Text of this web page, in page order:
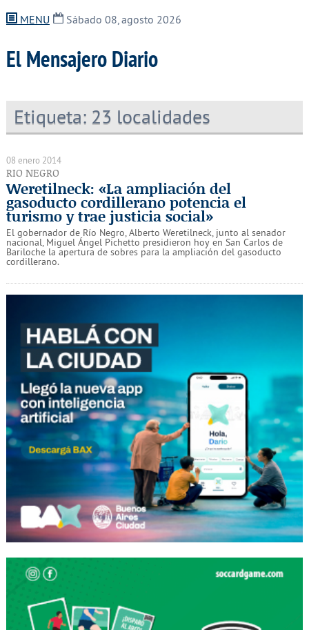
MENU Sábado 08, agosto 2026
El Mensajero Diario
Etiqueta: 23 localidades
08 enero 2014
RIO NEGRO
Weretilneck: «La ampliación del
gasoducto cordillerano potencia el
turismo y trae justicia social»
El gobernador de Río Negro, Alberto Weretilneck, junto al senador
nacional, Miguel Ángel Pichetto presidieron hoy en San Carlos de
Bariloche la apertura de sobres para la ampliación del gasoducto
cordillerano.